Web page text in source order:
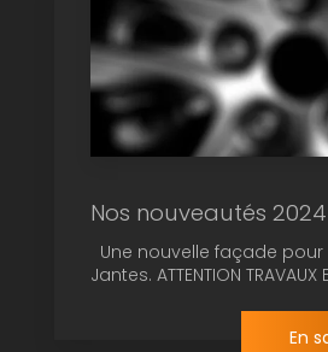
Nos nouveautés
Une nouvelle façade pour
Jantes. ATTENTION TRAVAUX
En